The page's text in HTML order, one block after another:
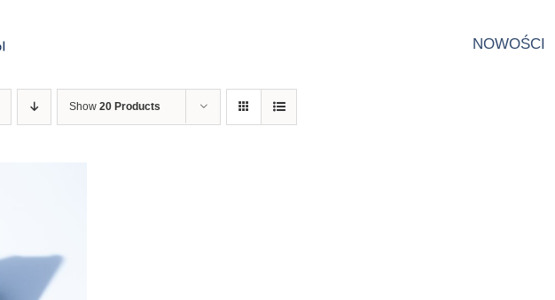
NOWOŚCI
Show 20 Products